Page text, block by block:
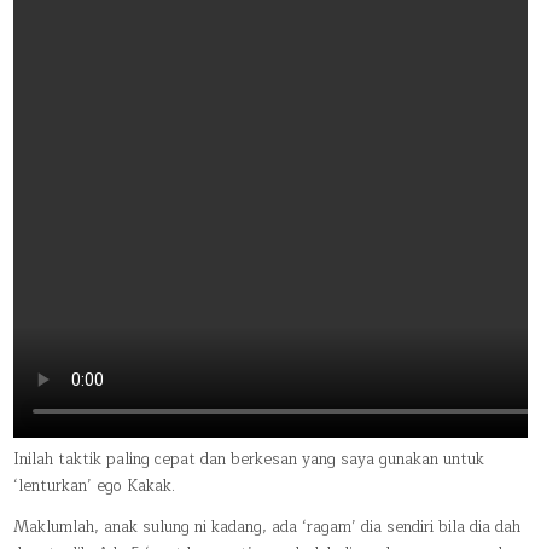
Inilah taktik paling cepat dan berkesan yang saya gunakan untuk
‘lenturkan’ ego Kakak.
Maklumlah, anak sulung ni kadang, ada ‘ragam’ dia sendiri bila dia dah